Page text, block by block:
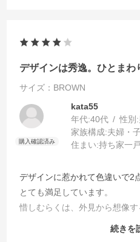
デザインは秀逸。ひとまわ
サイズ：BROWN
kata55
年代:40代 性別:
家族構成:夫婦・
住まい:持ち家一
デザインに惹かれて色違いで2
とても満足しています。
惜しむらくは、外見から想像
サングラスや幅のあるメガネに
続きを